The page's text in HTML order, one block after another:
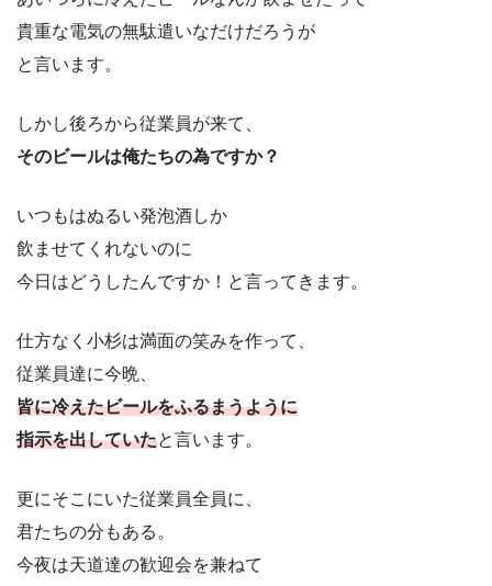
貴重な電気の無駄遣いなだけだろうが
と言います。
しかし後ろから従業員が来て、
そのビールは俺たちの為ですか？
いつもはぬるい発泡酒しか
飲ませてくれないのに
今日はどうしたんですか！と言ってきます。
仕方なく小杉は満面の笑みを作って、
従業員達に今晩、
皆に冷えたビールをふるまうように
指示を出していたと言います。
更にそこにいた従業員全員に、
君たちの分もある。
今夜は天道達の歓迎会を兼ねて